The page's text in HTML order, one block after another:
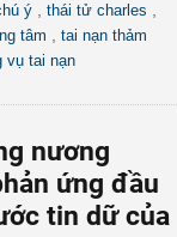
ý thái tử charles
tâm
tai nạn thảm
vụ tai nạn
nương
ứng đầu
tin dữ của